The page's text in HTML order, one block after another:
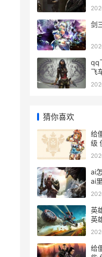
剑
qq
飞
猜你喜欢
给
级
规
ai
ai
英
英
给